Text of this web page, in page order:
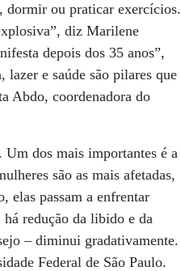
dormir ou praticar exercícios.
diz Marilene
depois dos 35 anos”,
e saúde são pilares que
Abdo, coordenadora do
Um dos mais importantes é a
são as mais afetadas,
elas passam a enfrentar
há redução da libido e da
– diminui gradativamente.
Federal de São Paulo.